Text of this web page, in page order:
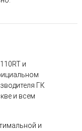
и
ГК
и всем
и